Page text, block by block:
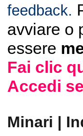
feedback.
avviare o
essere
Fai clic
Accedi
Minari |